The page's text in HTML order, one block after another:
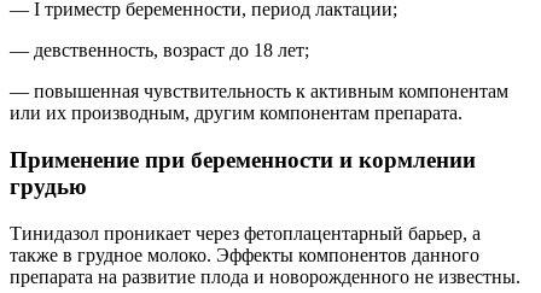
— I триместр беременности, период лактации;
— девственность, возраст до 18 лет;
— повышенная чувствительность к активным компонентам
или их производным, другим компонентам препарата.
Применение при беременности и кормлении
грудью
Тинидазол проникает через фетоплацентарный барьер, а
также в грудное молоко. Эффекты компонентов данного
препарата на развитие плода и новорожденного не известны.